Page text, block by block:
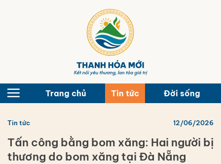
Trang chủ Tin tức Đời sống
Tin tức 12/06/2026
Tấn công bằng bom xăng: Hai người bị
thương do bom xăng tại Đà Nẵng